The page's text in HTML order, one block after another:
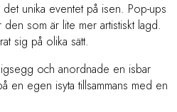
unika eventet på isen. Pop-ups
som är lite mer artistiskt lagd.
sig på olika sätt.
och anordnade en isbar
en egen isyta tillsammans med en